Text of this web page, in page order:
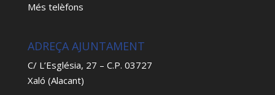
Més telèfons
ADREÇA AJUNTAMENT
C/ L’Església, 27 – C.P. 03727
Xaló (Alacant)